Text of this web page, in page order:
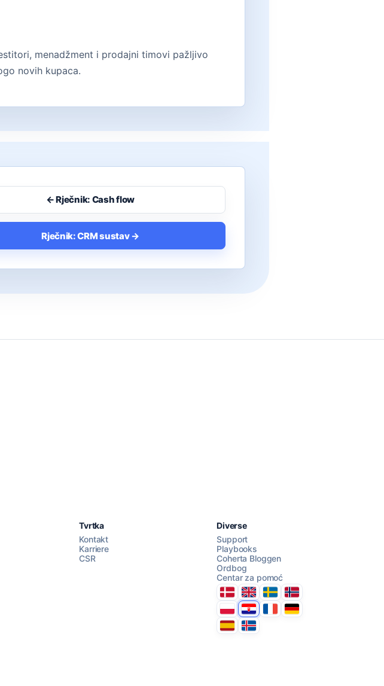
menadžment i prodajni timovi pažljivo
novih kupaca.
← Rječnik: Cash flow
Rječnik: CRM sustav →
AI Campaign Assist
Tvrtka
Kontakt
Karriere
CSR
Diverse
Support
Playbooks
Coherta Bloggen
Ordbog
Centar za pomoć
DanmarkUnited Kingdom
SverigeNorge
PolskaHrvatskaFranceDeutschland
EspanaÍsland